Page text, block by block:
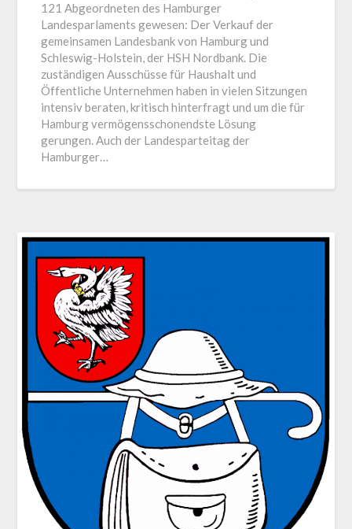
121 Abgeordneten des Hamburger
Landesparlaments gewesen: Der Verkauf der
gemeinsamen Landesbank von Hamburg und
Schleswig-Holstein, der HSH Nordbank. Die
zuständigen Ausschüsse für Haushalt und
Öffentliche Unternehmen haben in vielen Sitzungen
intensiv beraten, kritisch hinterfragt und um die für
Hamburg vermögensschonendste Lösung
gerungen. Auch der Landesparteitag der
Hamburger…